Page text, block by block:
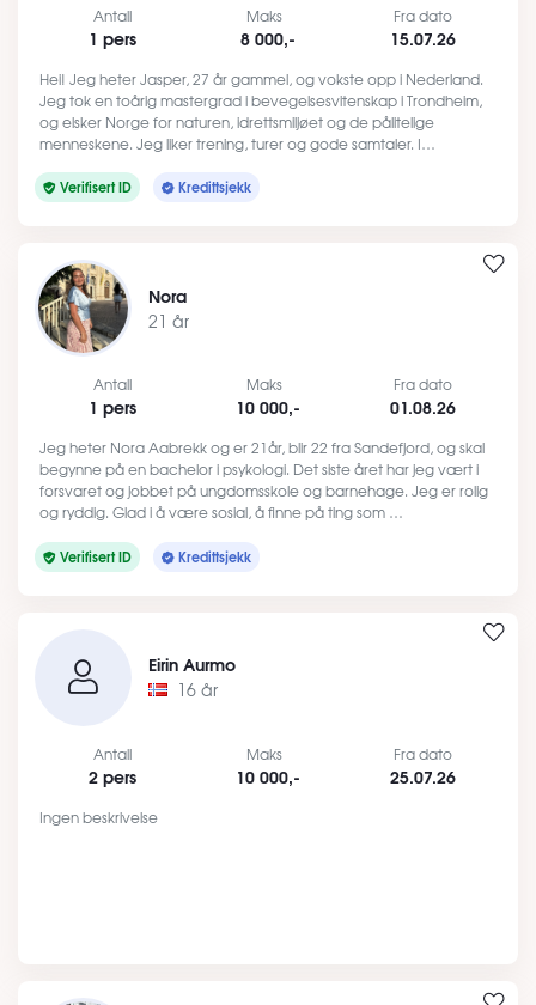
Antall
1 pers
Maks
8 000,-
Fra dato
15.07.26
Hei! Jeg heter Jasper, 27 år gammel, og vokste opp i Nederland.
Jeg tok en toårig mastergrad i bevegelsesvitenskap i Trondheim,
og elsker Norge for naturen, idrettsmiljøet og de pålitelige
menneskene. Jeg liker trening, turer og gode samtaler. I…
Verifisert ID Kredittsjekk
Nora
21 år
Antall
1 pers
Maks
10 000,-
Fra dato
01.08.26
Jeg heter Nora Aabrekk og er 21år, blir 22 fra Sandefjord, og skal
begynne på en bachelor i psykologi. Det siste året har jeg vært i
forsvaret og jobbet på ungdomsskole og barnehage. Jeg er rolig
og ryddig. Glad i å være sosial, å finne på ting som …
Verifisert ID Kredittsjekk
Eirin Aurmo
16 år
Antall
2 pers
Maks
10 000,-
Fra dato
25.07.26
Ingen beskrivelse